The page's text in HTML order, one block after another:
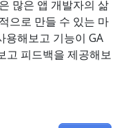
많은 앱 개발자의 삶
으로 만들 수 있는 마
용해보고 기능이 GA
고 피드백을 제공해보